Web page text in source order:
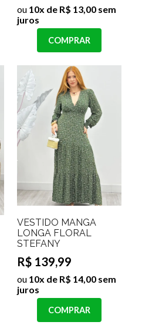
ou 10x de R$ 13,00 sem
juros
COMPRAR
VESTIDO MANGA
LONGA FLORAL
STEFANY
R$ 139,99
ou 10x de R$ 14,00 sem
juros
COMPRAR